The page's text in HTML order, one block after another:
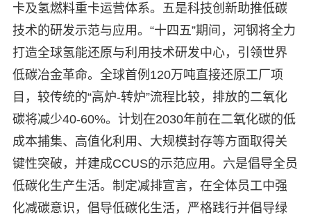
卡及氢燃料重卡运营体系。五是科技创新助推低碳
技术的研发示范与应用。“十四五”期间，河钢将全力
打造全球氢能还原与利用技术研发中心，引领世界
低碳冶金革命。全球首例120万吨直接还原工厂项
目，较传统的“高炉-转炉”流程比较，排放的二氧化
碳将减少40-60%。计划在2030年前在二氧化碳的低
成本捕集、高值化利用、大规模封存等方面取得关
键性突破，并建成CCUS的示范应用。六是倡导全员
低碳化生产生活。制定减排宣言，在全体员工中强
化减碳意识，倡导低碳化生活，严格践行并倡导绿